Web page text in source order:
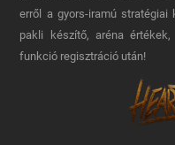
erről a gyors-iramú stratégiai
pakli készítő, aréna
funkció regisztráció után!